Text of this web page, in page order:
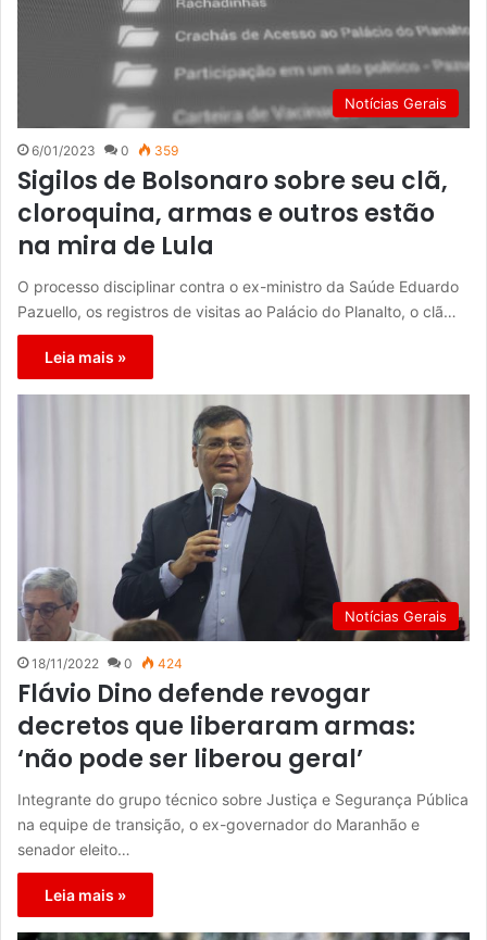
Notícias Gerais
6/01/2023 0 359
Sigilos de Bolsonaro sobre seu clã,
cloroquina, armas e outros estão
na mira de Lula
O processo disciplinar contra o ex-ministro da Saúde Eduardo
Pazuello, os registros de visitas ao Palácio do Planalto, o clã…
Leia mais »
Notícias Gerais
18/11/2022 0 424
Flávio Dino defende revogar
decretos que liberaram armas:
‘não pode ser liberou geral’
Integrante do grupo técnico sobre Justiça e Segurança Pública
na equipe de transição, o ex-governador do Maranhão e
senador eleito…
Leia mais »